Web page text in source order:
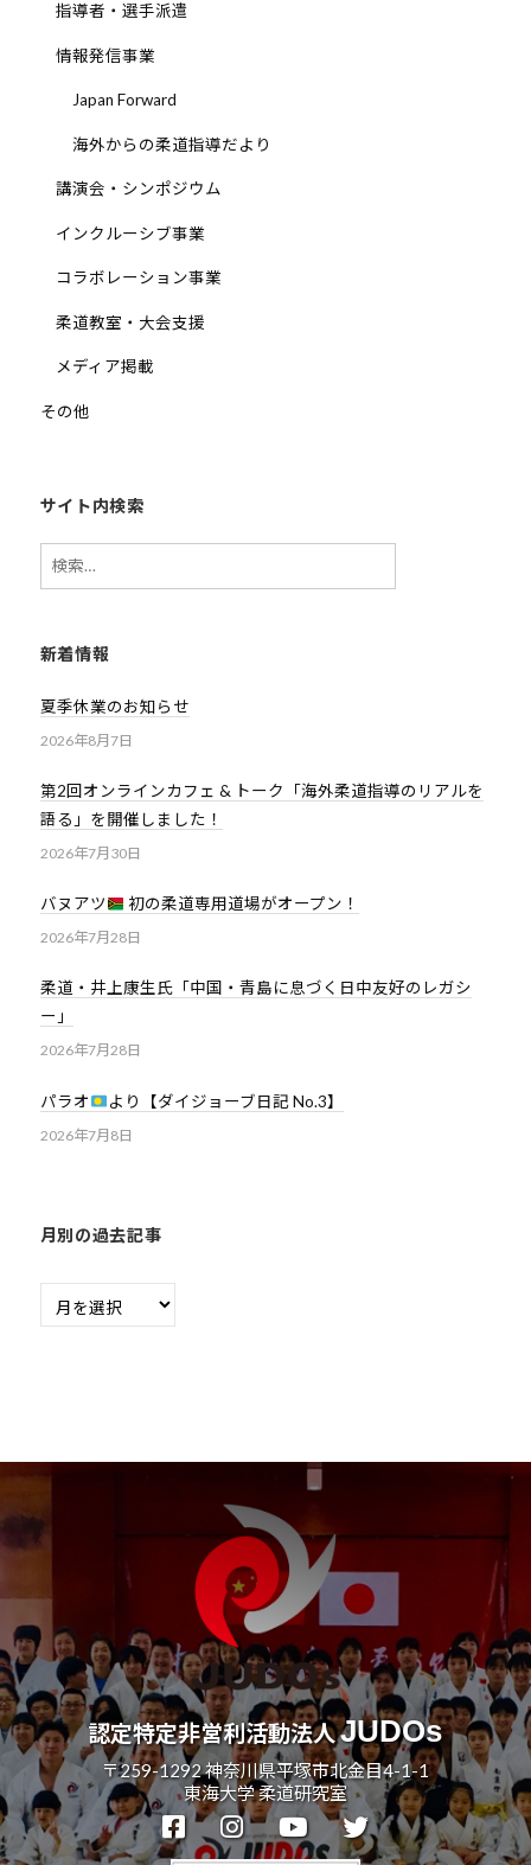
指導者・選手派遣
情報発信事業
Japan Forward
海外からの柔道指導だより
講演会・シンポジウム
インクルーシブ事業
コラボレーション事業
柔道教室・大会支援
メディア掲載
その他
サイト内検索
検
索:
新着情報
夏季休業のお知らせ
2026年8月7日
第2回オンラインカフェ & トーク「海外柔道指導のリアルを
語る」を開催しました！
2026年7月30日
バヌアツ 初の柔道専用道場がオープン！
2026年7月28日
柔道・井上康生氏「中国・青島に息づく日中友好のレガシ
ー」
2026年7月28日
パラオ より【ダイジョーブ日記 No.3】
2026年7月8日
月別の過去記事
月
事
認定特定非営利活動法人JUDOs
〒259-1292 神奈川県平塚市北金目4-1-1
東海大学 柔道研究室